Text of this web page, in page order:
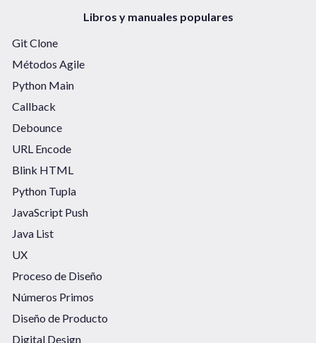
Libros y manuales populares
Git Clone
Métodos Agile
Python Main
Callback
Debounce
URL Encode
Blink HTML
Python Tupla
JavaScript Push
Java List
UX
Proceso de Diseño
Números Primos
Diseño de Producto
Digital Design